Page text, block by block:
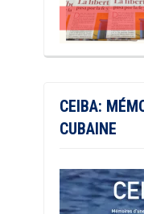
CEIBA:
CUBAINE